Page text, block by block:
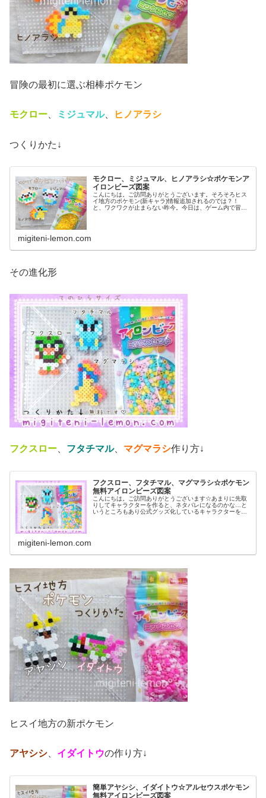
冒険の最初に選ぶ相棒ポケモン
モクロー ミジュマル、 ヒノアラシ
つくりかた↓
モクロー、ミジュマル、ヒノアラシ☆ポケモンア
イロンビーズ図案
こんにちは。ご訪問ありがとうございます。そろそろヒス
イ地方のポケモン(新キャラ)情報追加されるのでは？！
と、ワクワクが止まらない昨今。今日は、ゲーム内で冒険
migiteni-lemon.com
その進化形
フクスロー、 フタチマル、 マグマラシ作り方↓
フクスロー、フタチマル、マグマラシ☆ポケモン
無料アイロンビーズ図案
こんにちは。ご訪問ありがとうございます☆あまりに先取
りしてキャラクターを作ると、ネタバレになるのかな…と
いうところもあり公式グッズ化しているキャラクターをひ
migiteni-lemon.com
ヒスイ地方の新ポケモン
アヤシシ イダイトウの作り方↓
簡単アヤシシ、イダイトウ☆アルセウスポケモン
無料アイロンビーズ図案